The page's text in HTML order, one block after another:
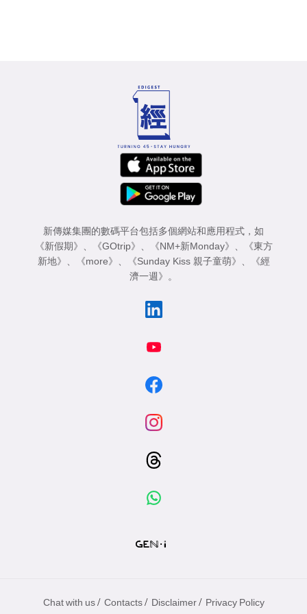
新傳媒集團的數碼平台包括多個網站和應用程式，如
《新假期》 、 《GOtrip》 、 《NM+新Monday》 、
《東方
新地》 、 《more》 、 《Sunday Kiss 親子童萌》 、
《經
濟一週》 。
Chat with us / Contacts / Disclaimer / Privacy Policy